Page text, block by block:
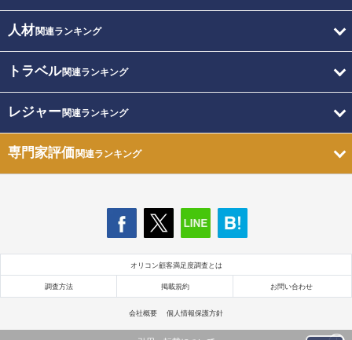
人材関連ランキング
トラベル関連ランキング
レジャー関連ランキング
専門家評価関連ランキング
オリコン顧客満足度調査とは
調査方法 掲載規約 お問い合わせ
会社概要 個人情報保護方針